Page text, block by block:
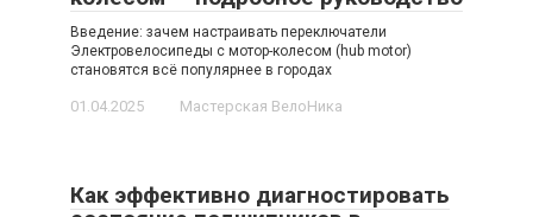
Введение: зачем настраивать переключатели
Электровелосипеды с мотор-колесом (hub motor)
становятся всё популярнее в городах
01.04.2025 Мастерская ВелоНика
Как эффективно диагностировать